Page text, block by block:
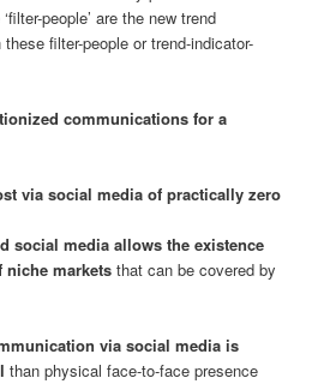
people’ are the new trend
filter-people or trend-indicator-
communications for a
via social media of practically zero
social media allows the existence
markets that can be covered by
via social media is
than physical face-to-face presence